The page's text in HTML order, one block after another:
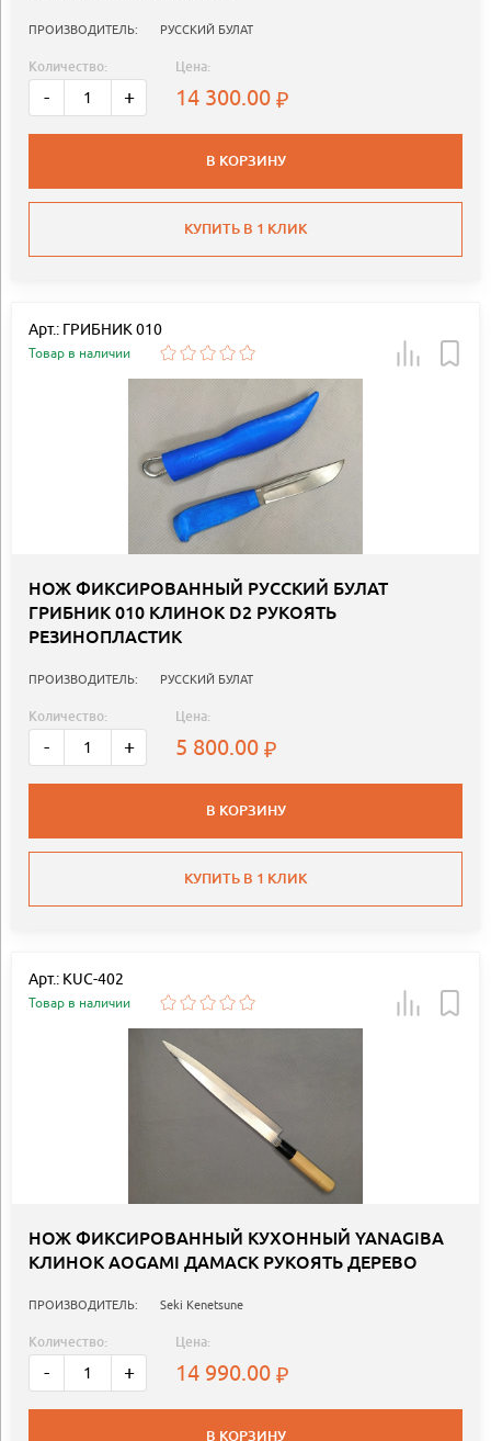
ПРОИЗВОДИТЕЛЬ: РУССКИЙ БУЛАТ
Количество:
- +
Цена:
14 300.00
В КОРЗИНУ
КУПИТЬ В 1 КЛИК
Арт.: ГРИБНИК 010
Товар в наличии
НОЖ ФИКСИРОВАННЫЙ РУССКИЙ БУЛАТ
ГРИБНИК 010 КЛИНОК D2 РУКОЯТЬ
РЕЗИНОПЛАСТИК
ПРОИЗВОДИТЕЛЬ: РУССКИЙ БУЛАТ
Количество:
- +
Цена:
5 800.00
В КОРЗИНУ
КУПИТЬ В 1 КЛИК
Арт.: KUC-402
Товар в наличии
НОЖ ФИКСИРОВАННЫЙ КУХОННЫЙ YANAGIBA
КЛИНОК AOGAMI ДАМАСК РУКОЯТЬ ДЕРЕВО
ПРОИЗВОДИТЕЛЬ: Seki Kenetsune
Количество:
- +
Цена:
14 990.00
В КОРЗИНУ